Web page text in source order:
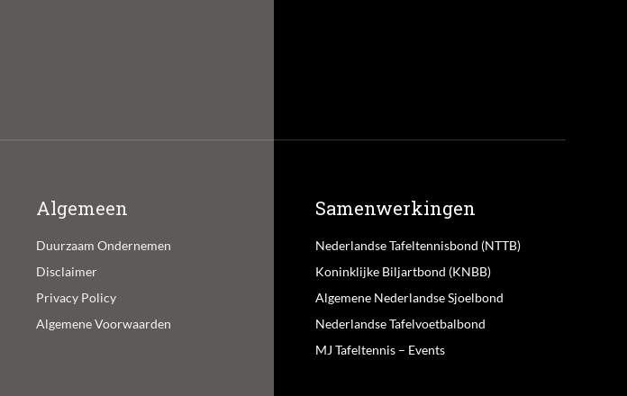
Algemeen
Duurzaam Ondernemen
Disclaimer
Privacy Policy
Algemene Voorwaarden
Samenwerkingen
Nederlandse Tafeltennisbond (NTTB)
Koninklijke Biljartbond (KNBB)
Algemene Nederlandse Sjoelbond
Nederlandse Tafelvoetbalbond
MJ Tafeltennis – Events